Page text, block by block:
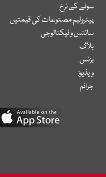
سونے کے نرخ
پیٹرولیم مصنوعات کی قیمتیں
سائنس و ٹیکنالوجی
بلاگ
بزنس
ویڈیوز
جرائم